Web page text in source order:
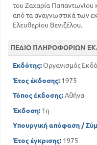
του Ζαχαρία Παπαντωνίου
από τα αναγνωστικά των
Ελευθερίου Βενιζέλου.
ΠΕΔΙΟ ΠΛΗΡΟΦΟΡΙΩΝ
Εκδότης:Οργανισμός
Έτος έκδοσης: 1975
Τόπος έκδοσης:Αθήνα
Έκδοση: 1η
Υπουργική απόφαση /
Έτος έγκρισης: 1975